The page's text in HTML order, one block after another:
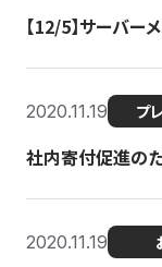
【12/5】サーバー
2020.11.19 プ
社内寄付促進の
2020.11.19